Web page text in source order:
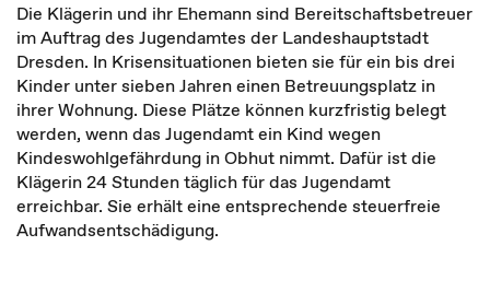
Die Klägerin und ihr Ehemann sind Bereitschaftsbetreuer
im Auftrag des Jugendamtes der Landeshauptstadt
Dresden. In Krisensituationen bieten sie für ein bis drei
Kinder unter sieben Jahren einen Betreuungsplatz in
ihrer Wohnung. Diese Plätze können kurzfristig belegt
werden, wenn das Jugendamt ein Kind wegen
Kindeswohlgefährdung in Obhut nimmt. Dafür ist die
Klägerin 24 Stunden täglich für das Jugendamt
erreichbar. Sie erhält eine entsprechende steuerfreie
Aufwandsentschädigung.